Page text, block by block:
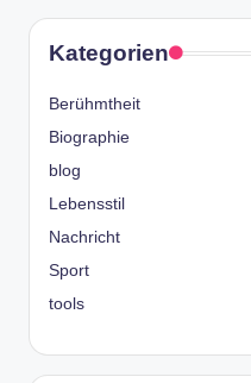
Kategorien
Berühmtheit
Biographie
blog
Lebensstil
Nachricht
Sport
tools